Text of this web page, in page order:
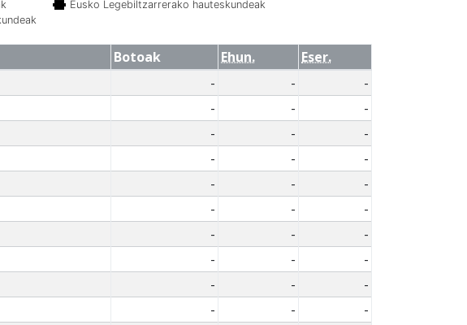
Eusko Legebiltzarrerako hauteskundeak
Botoak Ehun.
Eser.
- -
-
- -
-
- -
-
- -
-
- -
-
- -
-
- -
-
- -
-
- -
-
- -
-